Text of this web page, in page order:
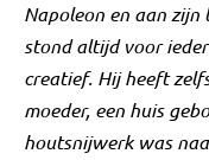
Napoleon en aan zijn
stond altijd voor
creatief. Hij heeft
moeder, een huis
houtsnijwerk was